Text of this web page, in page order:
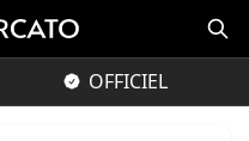
OFFICIEL